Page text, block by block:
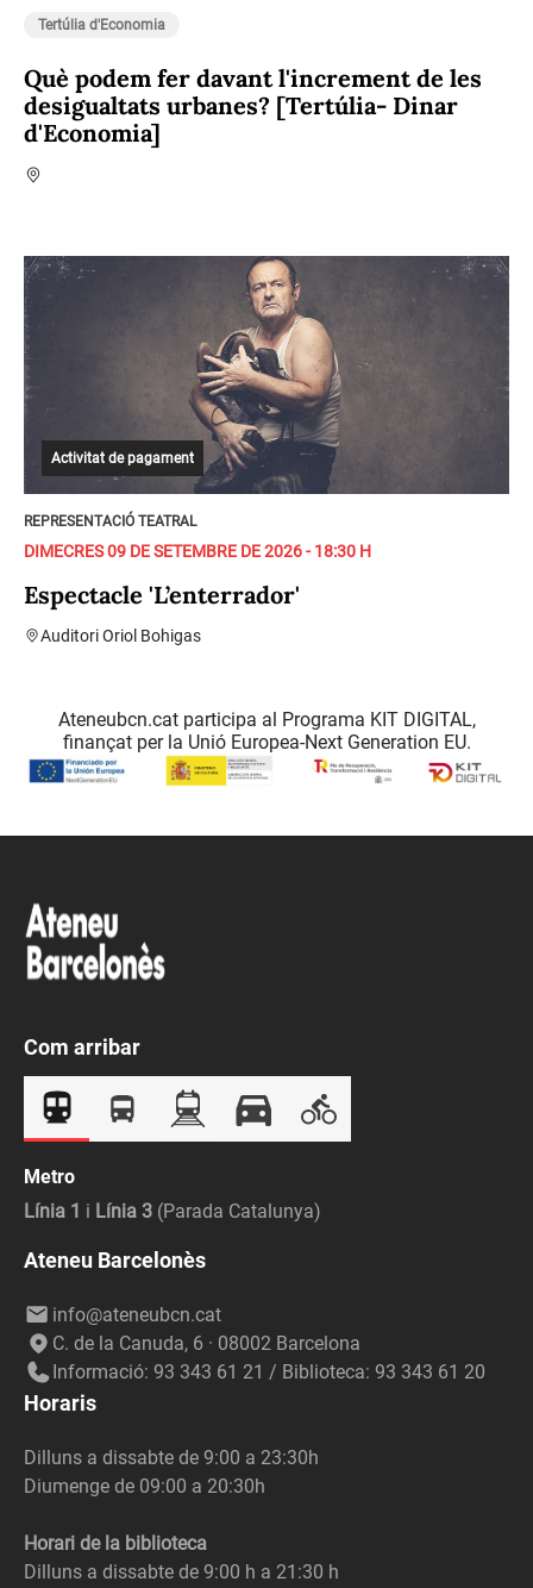
Tertúlia d'Economia
Què podem fer davant l'increment de les
desigualtats urbanes? [Tertúlia- Dinar
d'Economia]
Activitat de pagament
REPRESENTACIÓ TEATRAL
DIMECRES 09 DE SETEMBRE DE 2026 - 18:30 H
Espectacle 'L’enterrador'
Auditori Oriol Bohigas
Ateneubcn.cat participa al Programa KIT DIGITAL,
finançat per la Unió Europea-Next Generation EU.
Com arribar
Metro
Línia 1 i Línia 3 (Parada Catalunya)
Ateneu Barcelonès
info@ateneubcn.cat
C. de la Canuda, 6 · 08002 Barcelona
Informació: 93 343 61 21 / Biblioteca: 93 343 61 20
Horaris
Dilluns a dissabte de 9:00 a 23:30h
Diumenge de 09:00 a 20:30h
Horari de la biblioteca
Dilluns a dissabte de 9:00 h a 21:30 h